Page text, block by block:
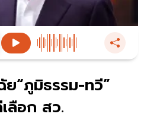
ย“ภูมิธรรม-ทวี”
ลือก สว.